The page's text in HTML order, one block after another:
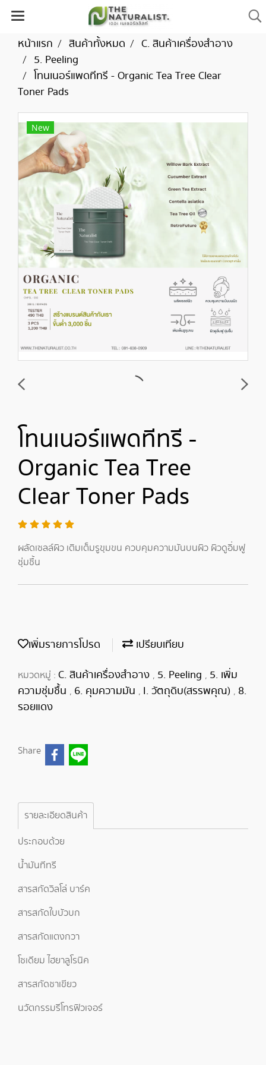
หน้าแรก สินค้าทั้งหมด
C. สินค้าเครื่องสำอาง
5. Peeling
โทนเนอร์แพดทีทรี - Organic Tea Tree Clear
Toner Pads
New
โทนเนอร์แพดทีทรี -
Organic Tea Tree
Clear Toner Pads
ผลัดเซลล์ผิว เติมเต็มรูขุมขน ควบคุมความมันบนผิว ผิวดูอิ่มฟู
ชุ่มชื้น
เพิ่มรายการโปรด เปรียบเทียบ
หมวดหมู่ : C. สินค้าเครื่องสำอาง , 5. Peeling , 5. เพิ่ม
ความชุ่มชื้น , 6. คุมความมัน , I. วัตถุดิบ(สรรพคุณ) , 8.
รอยแดง
Share
รายละเอียดสินค้า
ประกอบด้วย
น้ำมันทีทรี
สารสกัดวิลโล่ บาร์ค
สารสกัดใบบัวบก
สารสกัดแตงกวา
โซเดียม ไฮยาลูโรนิค
สารสกัดชาเขียว
นวัตกรรมรีโทรฟิวเจอร์